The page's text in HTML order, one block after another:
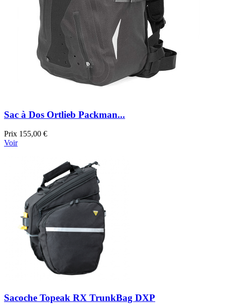
Sac à Dos Ortlieb Packman...
Prix 155,00 €
Voir
Sacoche Topeak RX TrunkBag DXP